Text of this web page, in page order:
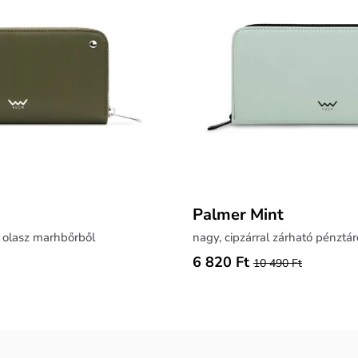
marhbőrből
Palmer Mint
nagy, cipzárral zárható
6 820 Ft 10 490 Ft